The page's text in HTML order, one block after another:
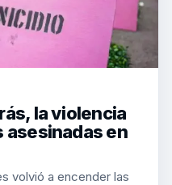
la violencia
asesinadas en
volvió a encender las